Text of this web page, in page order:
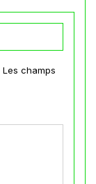
Les champs